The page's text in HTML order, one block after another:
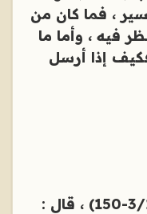
، فما كان من
فيه ، وأما ما
إذا أرسل
ذكرها أحمد في مسنده (3/149-150) ، قال :